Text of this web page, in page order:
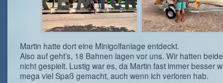
Martin hatte dort eine Minigolfanlage entdeckt.
Also auf geht’s, 18 Bahnen lagen vor uns. Wir hatten
nicht gespielt. Lustig war es, da Martin fast immer besser
mega viel Spaß gemacht, auch wenn ich verloren hab.